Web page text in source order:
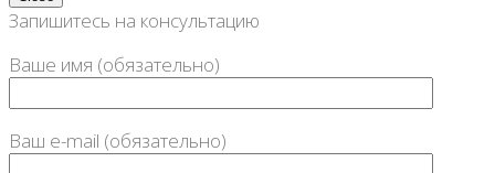
Запишитесь на консультацию
Ваше имя (обязательно)
Ваш e-mail (обязательно)